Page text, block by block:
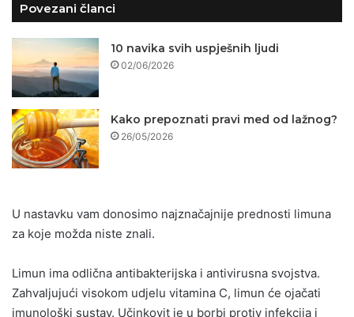
Povezani članci
10 navika svih uspješnih ljudi
02/06/2026
Kako prepoznati pravi med od lažnog?
26/05/2026
U nastavku vam donosimo najznačajnije prednosti limuna
za koje možda niste znali.
Limun ima odlična antibakterijska i antivirusna svojstva.
Zahvaljujući visokom udjelu vitamina C, limun će ojačati
imunološki sustav. Učinkovit je u borbi protiv infekcija i